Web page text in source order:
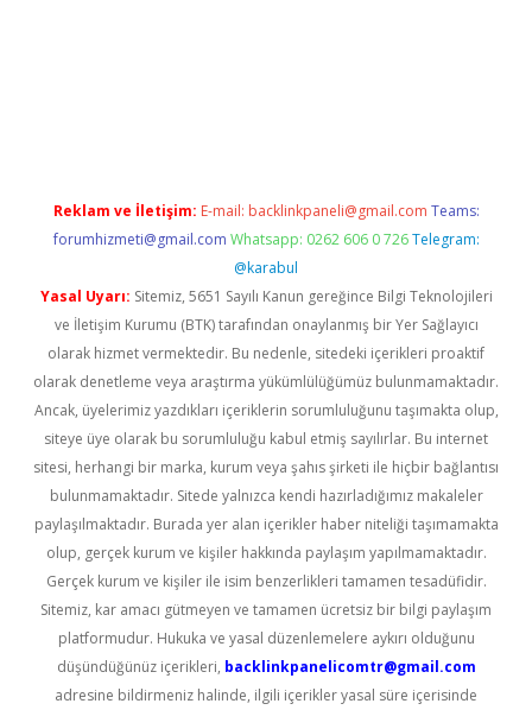
Reklam ve İletişim: E-mail: backlinkpaneli@gmail.com Teams:
forumhizmeti@gmail.com Whatsapp: 0262 606 0 726 Telegram:
@karabul
Yasal Uyarı: Sitemiz, 5651 Sayılı Kanun gereğince Bilgi Teknolojileri
ve İletişim Kurumu (BTK) tarafından onaylanmış bir Yer Sağlayıcı
olarak hizmet vermektedir. Bu nedenle, sitedeki içerikleri proaktif
olarak denetleme veya araştırma yükümlülüğümüz bulunmamaktadır.
Ancak, üyelerimiz yazdıkları içeriklerin sorumluluğunu taşımakta olup,
siteye üye olarak bu sorumluluğu kabul etmiş sayılırlar. Bu internet
sitesi, herhangi bir marka, kurum veya şahıs şirketi ile hiçbir bağlantısı
bulunmamaktadır. Sitede yalnızca kendi hazırladığımız makaleler
paylaşılmaktadır. Burada yer alan içerikler haber niteliği taşımamakta
olup, gerçek kurum ve kişiler hakkında paylaşım yapılmamaktadır.
Gerçek kurum ve kişiler ile isim benzerlikleri tamamen tesadüfidir.
Sitemiz, kar amacı gütmeyen ve tamamen ücretsiz bir bilgi paylaşım
platformudur. Hukuka ve yasal düzenlemelere aykırı olduğunu
düşündüğünüz içerikleri, backlinkpanelicomtr@gmail.com
adresine bildirmeniz halinde, ilgili içerikler yasal süre içerisinde